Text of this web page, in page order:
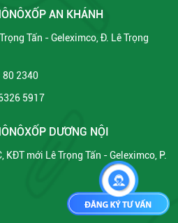
AN KHÁNH
Tấn - Geleximco, Đ. Lê Trọng
80 2340
5917
DƯƠNG NỘI
KĐT mới Lê Trọng Tấn - Geleximco, P.